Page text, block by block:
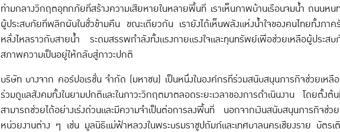
ท่ามกลางวิกฤตอุทกภัยที่สร้างความเสียหายในหลายพื้นที่ เราเห็นภาพบ้านเรือนจมน้ำ ถนนหนท
ผู้ประสบภัยที่พลิกผันในชั่วข้ามคืน ขณะเดียวกัน เรายังได้เห็นพลังแห่งน้ำใจของคนไทยทั้งภา
หลั่งไหลราวกับสายน้ำ ระดมสรรพกำลังทั้งแรงกายแรงใจและทุนทรัพย์เพื่อช่วยเหลือผู้ประ
สภาพความเป็นอยู่ให้กลับสู่ภาวะปกติ
บริษัท บางจาก คอร์ปอเรชั่น จำกัด (มหาชน) เป็นหนึ่งในองค์กรที่ร่วมสนับสนุนภารกิจช่วยเห
ร่วมดูแลสังคมทั้งในยามปกติและในภาวะวิกฤตมาตลอดระยะเวลาของการดำเนินงาน โดยตั้
สามารถช่วยได้อย่างเร่งด่วนและมีความจำเป็นต่อการลงพื้นที่ นอกจากเงินสนับสนุนภารกิจช่
หน่วยงานต่าง ๆ เช่น มูลนิธิแม่ฟ้าหลวงในพระบรมราชูปถัมภ์และเทศบาลนครเชียงราย บัตรเ